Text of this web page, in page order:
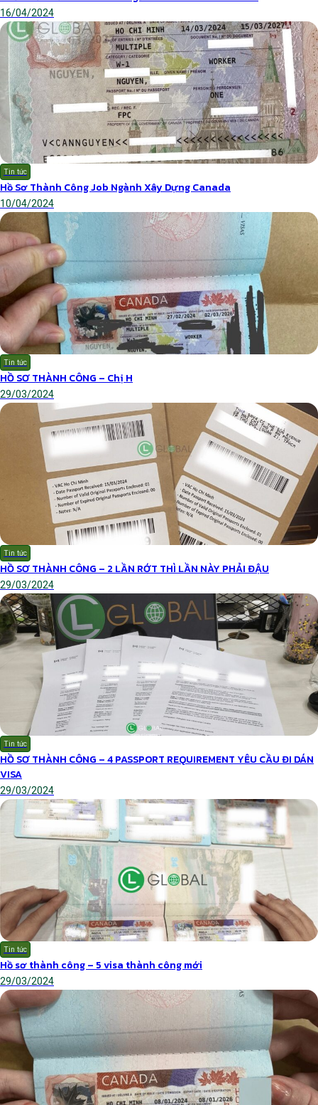
16/04/2024
Tin tức
Hồ Sơ Thành Công Job Ngành Xây Dựng Canada
10/04/2024
Tin tức
HỒ SƠ THÀNH CÔNG – Chị H
29/03/2024
Tin tức
HỒ SƠ THÀNH CÔNG – 2 LẦN RỚT THÌ LẦN NÀY PHẢI ĐẬU
29/03/2024
Tin tức
HỒ SƠ THÀNH CÔNG – 4 PASSPORT REQUIREMENT YÊU CẦU ĐI DÁN
VISA
29/03/2024
Tin tức
Hồ sơ thành công – 5 visa thành công mới
29/03/2024